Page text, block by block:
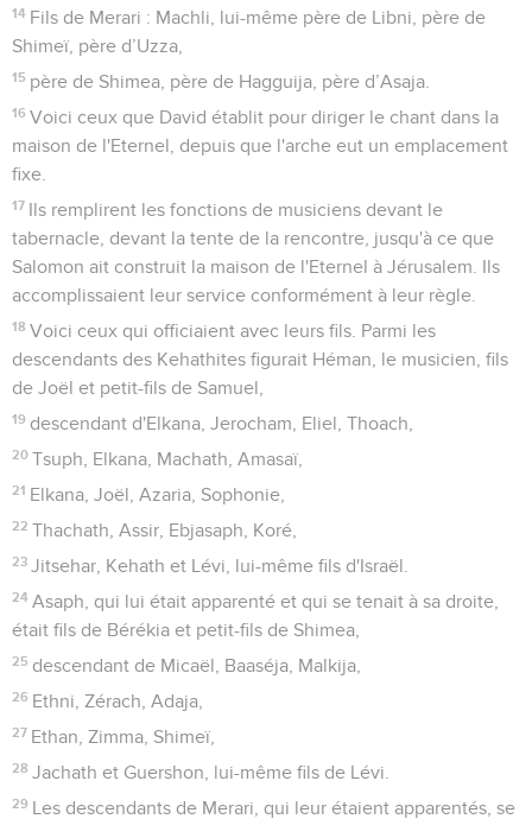
14 Fils de Merari : Machli, lui-même père de Libni, père de
Shimeï, père d’Uzza,
15 père de Shimea, père de Hagguija, père d’Asaja.
16 Voici ceux que David établit pour diriger le chant dans la
maison de l'Eternel, depuis que l'arche eut un emplacement
fixe.
17 Ils remplirent les fonctions de musiciens devant le
tabernacle, devant la tente de la rencontre, jusqu'à ce que
Salomon ait construit la maison de l'Eternel à Jérusalem. Ils
accomplissaient leur service conformément à leur règle.
18 Voici ceux qui officiaient avec leurs fils. Parmi les
descendants des Kehathites figurait Héman, le musicien, fils
de Joël et petit-fils de Samuel,
19 descendant d'Elkana, Jerocham, Eliel, Thoach,
20 Tsuph, Elkana, Machath, Amasaï,
21 Elkana, Joël, Azaria, Sophonie,
22 Thachath, Assir, Ebjasaph, Koré,
23 Jitsehar, Kehath et Lévi, lui-même fils d'Israël.
24 Asaph, qui lui était apparenté et qui se tenait à sa droite,
était fils de Bérékia et petit-fils de Shimea,
25 descendant de Micaël, Baaséja, Malkija,
26 Ethni, Zérach, Adaja,
27 Ethan, Zimma, Shimeï,
28 Jachath et Guershon, lui-même fils de Lévi.
29 Les descendants de Merari, qui leur étaient apparentés, se